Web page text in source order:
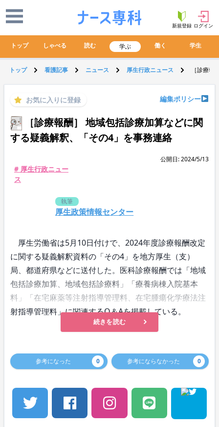
新規登録 ログイン
トップ しゃべる 読む 学ぶ 働く 学生
トップ 看護記事 ニュース 厚生行政ニュース ［診療
お気に入りに登録 編集ポリシー
［診療報酬］ 地域包括診療加算などに関
する疑義解釈、「その4」を事務連絡
公開日: 2024/5/13
# 厚生行政ニュー
ス
執筆
厚生政策情報センター
厚生労働省は5月10日付けで、2024年度診療報酬改定
に関する疑義解釈資料の「その4」を地方厚生（支）
局、都道府県などに送付した。医科診療報酬では「地域
包括診療加算、地域包括診療料」「療養病棟入院基本
料」「在宅麻薬等注射指導管理料、在宅腫瘍化学療法注
射指導管理料」に関連するQ＆Aを掲載している。
続きを読む
参考になった 0 参考にならなかった 0